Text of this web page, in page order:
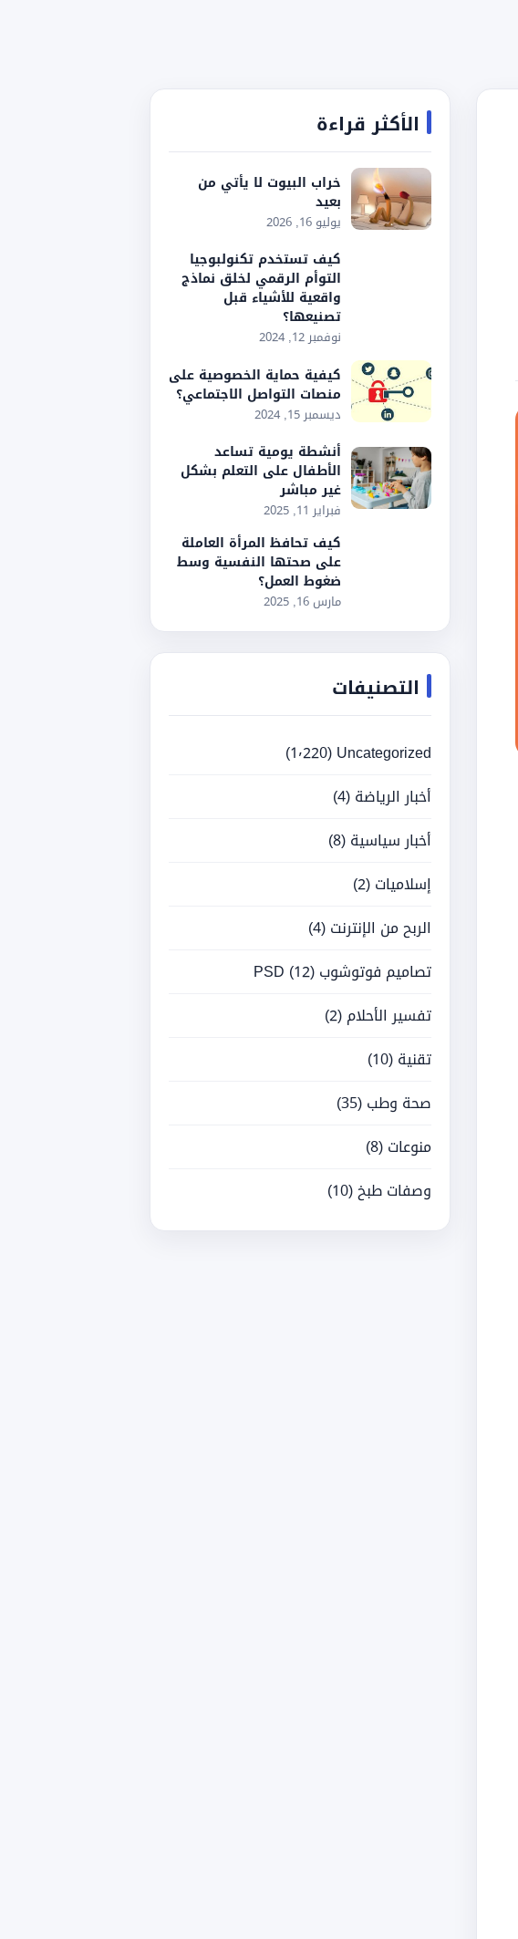
الأكثر قراءة
خراب البيوت لا يأتي من
بعيد
يوليو 16, 2026
كيف تستخدم تكنولبوجيا
التوأم الرقمي لخلق نماذج
واقعية للأشياء قبل
تصنيعها؟
نوفمبر 12, 2024
كيفية حماية الخصوصية على
منصات التواصل الاجتماعي؟
ديسمبر 15, 2024
أنشطة يومية تساعد
الأطفال على التعلم بشكل
غير مباشر
فبراير 11, 2025
كيف تحافظ المرأة العاملة
على صحتها النفسية وسط
ضغوط العمل؟
مارس 16, 2025
التصنيفات
Uncategorized(1٬220)
أخبار الرياضة(4)
أخبار سياسية(8)
إسلاميات(2)
الربح من الإنترنت(4)
تصاميم فوتوشوب PSD(12)
تفسير الأحلام(2)
تقنية(10)
صحة وطب(35)
منوعات(8)
وصفات طبخ(10)